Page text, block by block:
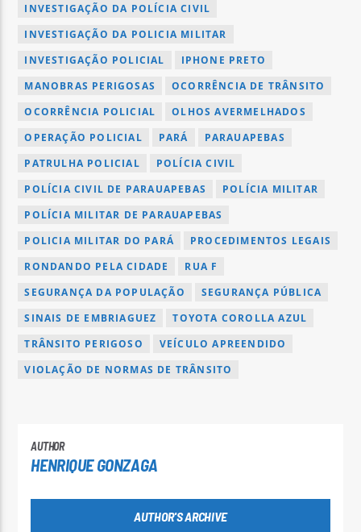
INVESTIGAÇÃO DA POLÍCIA CIVIL
INVESTIGAÇÃO DA POLICIA MILITAR
INVESTIGAÇÃO POLICIAL
IPHONE PRETO
MANOBRAS PERIGOSAS
OCORRÊNCIA DE TRÂNSITO
OCORRÊNCIA POLICIAL
OLHOS AVERMELHADOS
OPERAÇÃO POLICIAL
PARÁ
PARAUAPEBAS
PATRULHA POLICIAL
POLÍCIA CIVIL
POLÍCIA CIVIL DE PARAUAPEBAS
POLÍCIA MILITAR
POLÍCIA MILITAR DE PARAUAPEBAS
POLICIA MILITAR DO PARÁ
PROCEDIMENTOS LEGAIS
RONDANDO PELA CIDADE
RUA F
SEGURANÇA DA POPULAÇÃO
SEGURANÇA PÚBLICA
SINAIS DE EMBRIAGUEZ
TOYOTA COROLLA AZUL
TRÂNSITO PERIGOSO
VEÍCULO APREENDIDO
VIOLAÇÃO DE NORMAS DE TRÂNSITO
AUTHOR
HENRIQUE GONZAGA
AUTHOR'S ARCHIVE